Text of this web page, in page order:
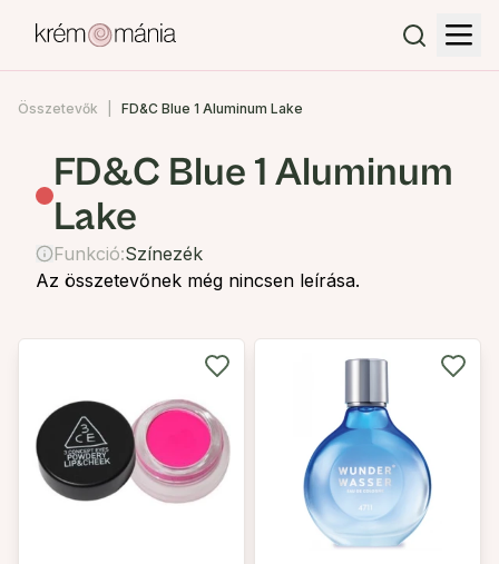
Összetevők FD&C Blue 1 Aluminum Lake
FD&C Blue 1 Aluminum
Lake
Funkció:Színezék
Az összetevőnek még nincsen leírása.